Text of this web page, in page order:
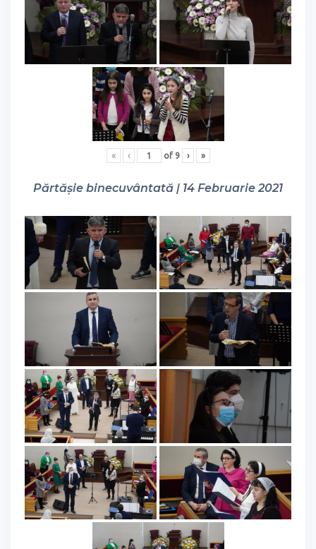
« ‹ of 9 › »
Părtășie binecuvântată | 14 Februarie 2021